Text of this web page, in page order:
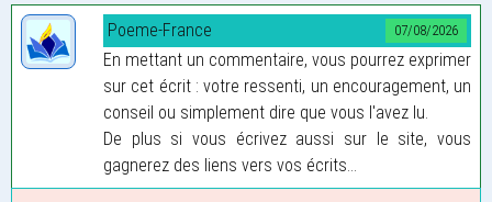
07/08/2026
Poeme-France
En mettant un commentaire, vous pourrez exprimer
sur cet écrit : votre ressenti, un encouragement, un
conseil ou simplement dire que vous l'avez lu.
De plus si vous écrivez aussi sur le site, vous
gagnerez des liens vers vos écrits...